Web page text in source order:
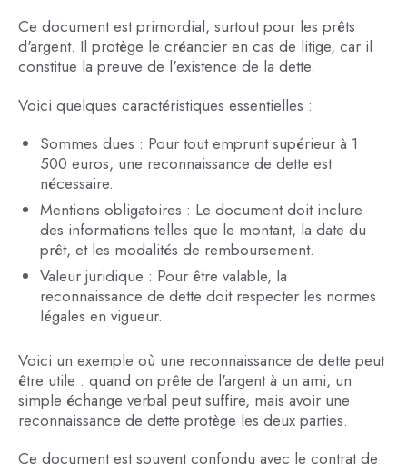
Ce document est primordial, surtout pour les prêts
d'argent. Il protège le créancier en cas de litige, car il
constitue la preuve de l'existence de la dette.
Voici quelques caractéristiques essentielles :
Sommes dues : Pour tout emprunt supérieur à 1
500 euros, une reconnaissance de dette est
nécessaire.
Mentions obligatoires : Le document doit inclure
des informations telles que le montant, la date du
prêt, et les modalités de remboursement.
Valeur juridique : Pour être valable, la
reconnaissance de dette doit respecter les normes
légales en vigueur.
Voici un exemple où une reconnaissance de dette peut
être utile : quand on prête de l'argent à un ami, un
simple échange verbal peut suffire, mais avoir une
reconnaissance de dette protège les deux parties.
Ce document est souvent confondu avec le contrat de